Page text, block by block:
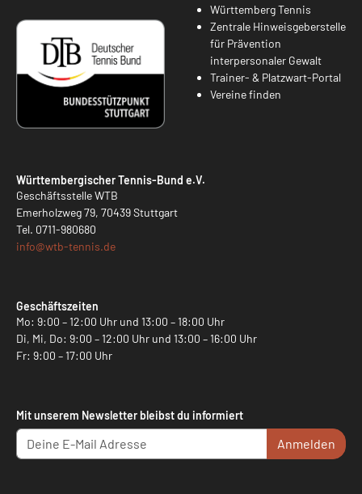
Württemberg Tennis
Zentrale Hinweisgeberstelle
für Prävention
interpersonaler Gewalt
Trainer- & Platzwart-Portal
Vereine finden
Württembergischer Tennis-Bund e.V.
Geschäftsstelle WTB
Emerholzweg 79, 70439 Stuttgart
Tel. 0711-980680
info@wtb-tennis.de
Geschäftszeiten
Mo: 9:00 – 12:00 Uhr und 13:00 – 18:00 Uhr
Di, Mi, Do: 9:00 – 12:00 Uhr und 13:00 – 16:00 Uhr
Fr: 9:00 – 17:00 Uhr
Mit unserem Newsletter bleibst du informiert
Anmelden